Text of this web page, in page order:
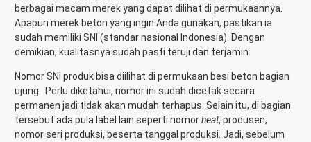
berbagai macam merek yang dapat dilihat di permukaannya.
Apapun merek beton yang ingin Anda gunakan, pastikan ia
sudah memiliki SNI (standar nasional Indonesia). Dengan
demikian, kualitasnya sudah pasti teruji dan terjamin.
Nomor SNI produk bisa diilihat di permukaan besi beton bagian
ujung. Perlu diketahui, nomor ini sudah dicetak secara
permanen jadi tidak akan mudah terhapus. Selain itu, di bagian
tersebut ada pula label lain seperti nomorheat, produsen,
nomor seri produksi, beserta tanggal produksi. Jadi, sebelum